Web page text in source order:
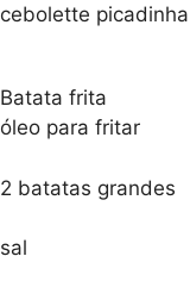
cebolette picadinha
Batata frita
óleo para fritar
2 batatas grandes
sal